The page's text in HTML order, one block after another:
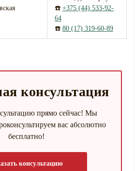
☎️ +375 (44) 533-92-
64
☎️ 80 (17) 319-60-89
консультация
прямо сейчас! Мы
вас абсолютно
бесплатно!
консультацию